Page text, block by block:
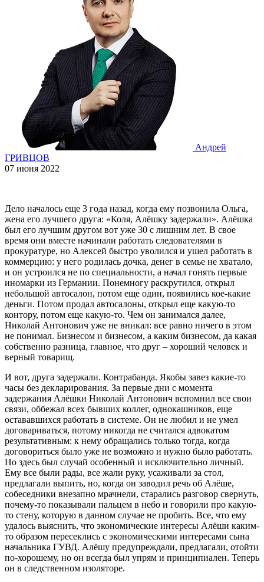
Андрей
ГРИВЦОВ
07 июня 2022
Дело началось еще 3 года назад, когда ему позвонила Ольга,
жена его лучшего друга: «Коля, Алёшку задержали». Алёшка
был его лучшим другом вот уже 30 с лишним лет. В свое
время они вместе начинали работать следователями в
прокуратуре, но Алексей быстро уволился и ушел работать в
коммерцию: у него родилась дочка, денег в семье не хватало,
и он устроился не по специальности, а начал гонять первые
иномарки из Германии. Понемногу раскрутился, открыл
небольшой автосалон, потом еще один, появились кое-какие
деньги. Потом продал автосалоны, открыл еще какую-то
контору, потом еще какую-то. Чем он занимался далее,
Николай Антонович уже не вникал: все равно ничего в этом
не понимал. Бизнесом и бизнесом, а каким бизнесом, да какая
собственно разница, главное, что друг – хороший человек и
верный товарищ.
И вот, друга задержали. Контрабанда. Якобы завез какие-то
часы без декларирования. За первые дни с момента
задержания Алёшки Николай Антонович вспомнил все свои
связи, оббежал всех бывших коллег, однокашников, еще
остававшихся работать в системе. Он не любил и не умел
договариваться, потому никогда не считался адвокатом
результативным: к нему обращались только тогда, когда
договориться было уже не возможно и нужно было работать.
Но здесь был случай особенный и исключительно личный.
Ему все были рады, все жали руку, усаживали за стол,
предлагали выпить, но, когда он заводил речь об Алёше,
собеседники внезапно мрачнели, старались разговор свернуть,
почему-то показывали пальцем в небо и говорили про какую-
то стену, которую в данном случае не пробить. Все, что ему
удалось выяснить, что экономические интересы Алёши каким-
то образом пересеклись с экономическими интересами сына
начальника ГУВД. Алёшу предупреждали, предлагали, отойти
по-хорошему, но он всегда был упрям и принципиален. Теперь
он в следственном изоляторе.